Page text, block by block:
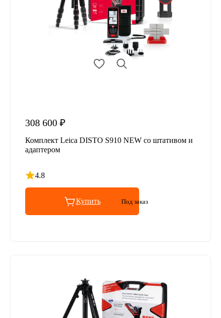
308 600 ₽
Комплект Leica DISTO S910 NEW со штативом и
адаптером
4.8
Рейтинг 4.8 из 5
Купить Под заказ